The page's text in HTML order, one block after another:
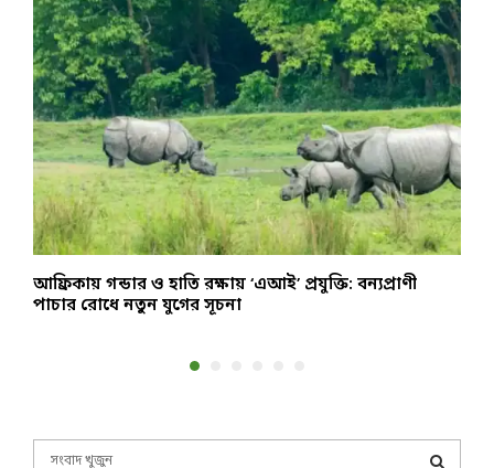
আফ্রিকায় গন্ডার ও হাতি রক্ষায় ‘এআই’ প্রযুক্তি: বন্যপ্রাণী
পাচার রোধে নতুন যুগের সূচনা